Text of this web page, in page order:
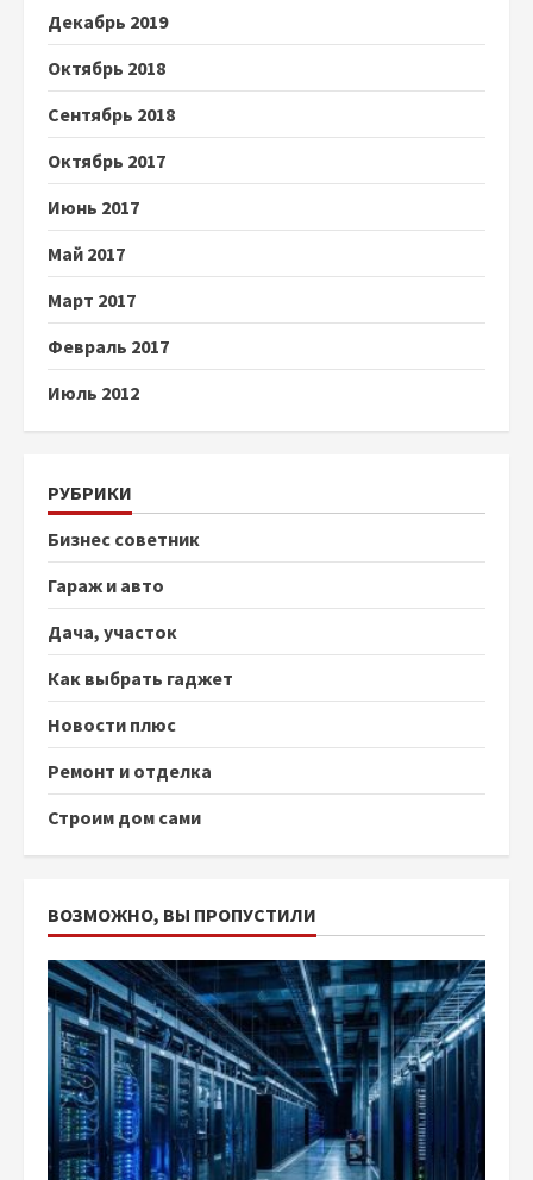
Декабрь 2019
Октябрь 2018
Сентябрь 2018
Октябрь 2017
Июнь 2017
Май 2017
Март 2017
Февраль 2017
Июль 2012
РУБРИКИ
Бизнес советник
Гараж и авто
Дача, участок
Как выбрать гаджет
Новости плюс
Ремонт и отделка
Строим дом сами
ВОЗМОЖНО, ВЫ ПРОПУСТИЛИ